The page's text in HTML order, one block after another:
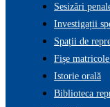
Sesizări
Investigații
Spații de
Fișe
Istorie orală
Biblioteca